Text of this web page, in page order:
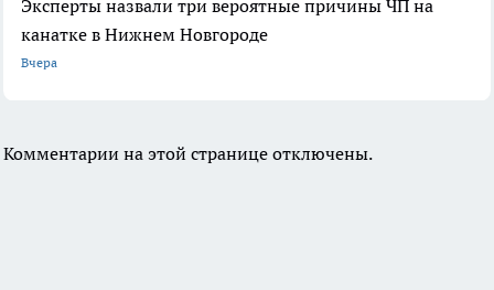
Эксперты назвали три вероятные причины ЧП на
канатке в Нижнем Новгороде
Вчера
Комментарии на этой странице отключены.